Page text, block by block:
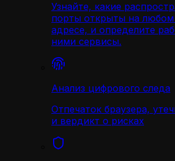
Узнайте, какие
порты открыты на любом
адресе, и определите
ними сервисы.
Анализ цифрового следа
Отпечаток браузера,
и вердикт о рисках